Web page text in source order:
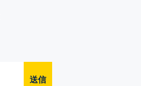
送信